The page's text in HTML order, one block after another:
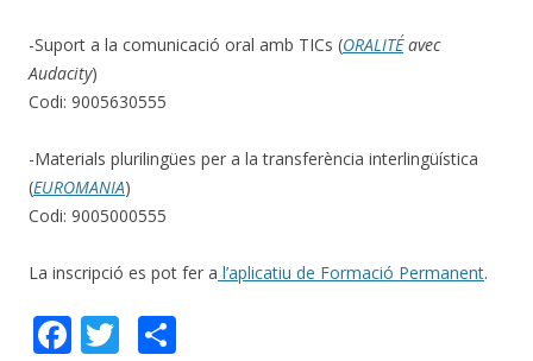
-Suport a la comunicació oral amb TICs (ORALITÉavec
Audacity)
Codi: 9005630555
-Materials plurilingües per a la transferència interlingüística
(EUROMANIA)
Codi: 9005000555
La inscripció es pot fer a l’aplicatiu de Formació Permanent.
F T